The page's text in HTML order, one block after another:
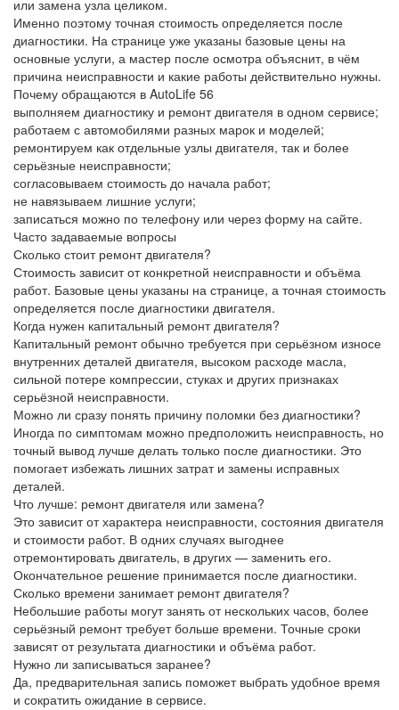
или замена узла целиком.
Именно поэтому точная стоимость определяется после
диагностики. На странице уже указаны базовые цены на
основные услуги, а мастер после осмотра объяснит, в чём
причина неисправности и какие работы действительно нужны.
Почему обращаются в AutoLife 56
выполняем диагностику и ремонт двигателя в одном сервисе;
работаем с автомобилями разных марок и моделей;
ремонтируем как отдельные узлы двигателя, так и более
серьёзные неисправности;
согласовываем стоимость до начала работ;
не навязываем лишние услуги;
записаться можно по телефону или через форму на сайте.
Часто задаваемые вопросы
Сколько стоит ремонт двигателя?
Стоимость зависит от конкретной неисправности и объёма
работ. Базовые цены указаны на странице, а точная стоимость
определяется после диагностики двигателя.
Когда нужен капитальный ремонт двигателя?
Капитальный ремонт обычно требуется при серьёзном износе
внутренних деталей двигателя, высоком расходе масла,
сильной потере компрессии, стуках и других признаках
серьёзной неисправности.
Можно ли сразу понять причину поломки без диагностики?
Иногда по симптомам можно предположить неисправность, но
точный вывод лучше делать только после диагностики. Это
помогает избежать лишних затрат и замены исправных
деталей.
Что лучше: ремонт двигателя или замена?
Это зависит от характера неисправности, состояния двигателя
и стоимости работ. В одних случаях выгоднее
отремонтировать двигатель, в других — заменить его.
Окончательное решение принимается после диагностики.
Сколько времени занимает ремонт двигателя?
Небольшие работы могут занять от нескольких часов, более
серьёзный ремонт требует больше времени. Точные сроки
зависят от результата диагностики и объёма работ.
Нужно ли записываться заранее?
Да, предварительная запись поможет выбрать удобное время
и сократить ожидание в сервисе.